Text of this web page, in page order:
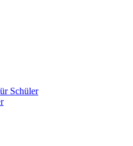
Schüler